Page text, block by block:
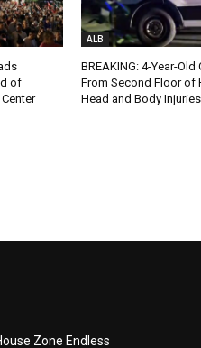
of
ALB
BREAKING: 4-Year-Old
From Second Floor of
Head and Body Injuries
Zone Endless